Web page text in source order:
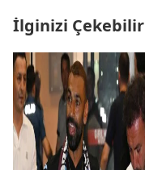
İlginizi Çekebilir